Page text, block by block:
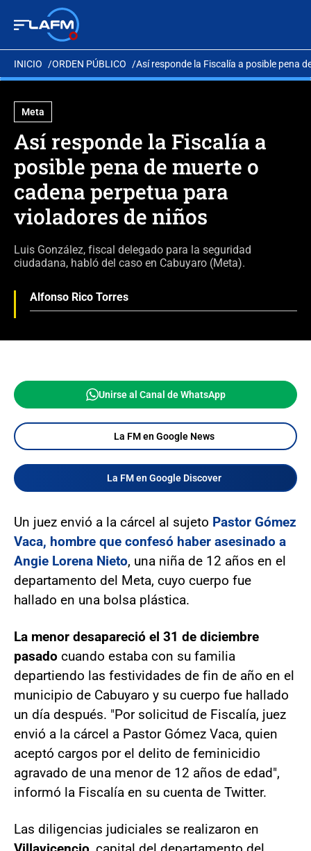
INICIO ORDEN PÚBLICO Así responde la Fiscalía a posible pena
Meta
Así responde la Fiscalía a
posible pena de muerte o
cadena perpetua para
violadores de niños
Luis González, fiscal delegado para la seguridad
ciudadana, habló del caso en Cabuyaro (Meta).
Alfonso Rico Torres
Unirse al Canal de WhatsApp
La FM en Google News
La FM en Google Discover
Un juez envió a la cárcel al sujeto Pastor Gómez
Vaca, hombre que confesó haber asesinado a
Angie Lorena Nieto, una niña de 12 años en el
departamento del Meta, cuyo cuerpo fue
hallado en una bolsa plástica.
La menor desapareció el 31 de diciembre
pasado cuando estaba con su familia
departiendo las festividades de fin de año en el
municipio de Cabuyaro y su cuerpo fue hallado
un día después. "Por solicitud de Fiscalía, juez
envió a la cárcel a Pastor Gómez Vaca, quien
aceptó cargos por el delito de feminicidio
agravado de una menor de 12 años de edad",
informó la Fiscalía en su cuenta de Twitter.
Las diligencias judiciales se realizaron en